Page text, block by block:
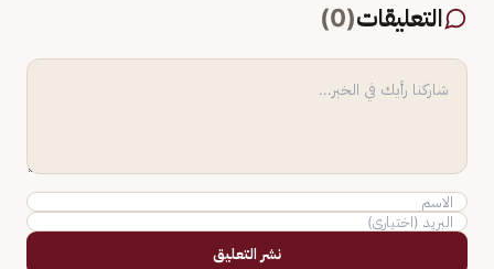
التعليقات(
0
)
نشر التعليق